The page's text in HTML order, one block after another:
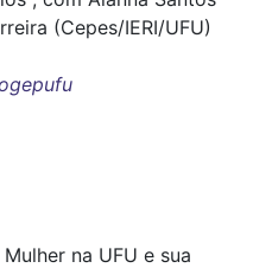
(Cepes/IERI/UFU)
na UFU e sua